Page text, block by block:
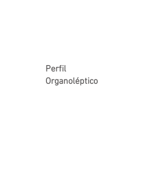
Perfil
Organoléptico